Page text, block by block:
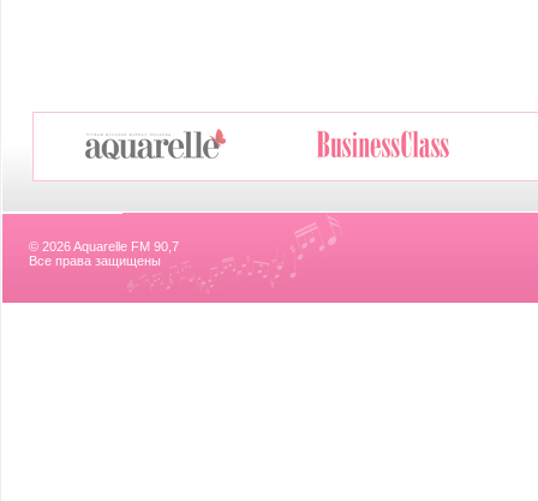
© 2026 Aquarelle FM 90,7
Все права защищены